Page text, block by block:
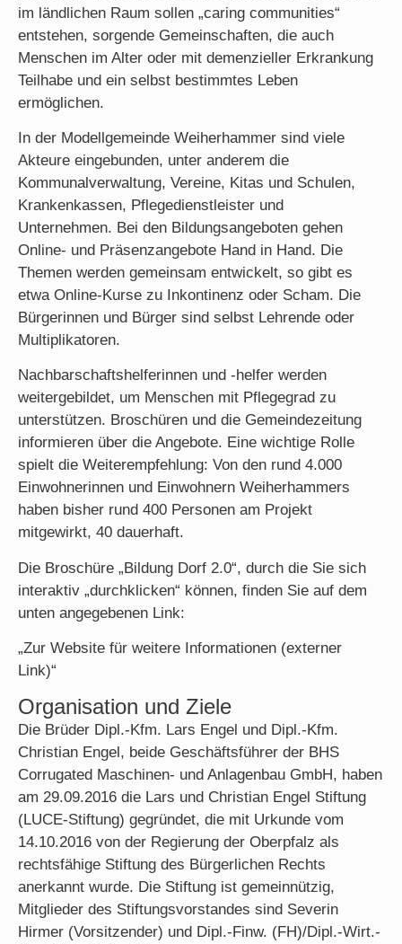
im ländlichen Raum sollen „caring communities“
entstehen, sorgende Gemeinschaften, die auch
Menschen im Alter oder mit demenzieller Erkrankung
Teilhabe und ein selbst bestimmtes Leben
ermöglichen.
In der Modellgemeinde Weiherhammer sind viele
Akteure eingebunden, unter anderem die
Kommunalverwaltung, Vereine, Kitas und Schulen,
Krankenkassen, Pflegedienstleister und
Unternehmen. Bei den Bildungsangeboten gehen
Online- und Präsenzangebote Hand in Hand. Die
Themen werden gemeinsam entwickelt, so gibt es
etwa Online-Kurse zu Inkontinenz oder Scham. Die
Bürgerinnen und Bürger sind selbst Lehrende oder
Multiplikatoren.
Nachbarschaftshelferinnen und -helfer werden
weitergebildet, um Menschen mit Pflegegrad zu
unterstützen. Broschüren und die Gemeindezeitung
informieren über die Angebote. Eine wichtige Rolle
spielt die Weiterempfehlung: Von den rund 4.000
Einwohnerinnen und Einwohnern Weiherhammers
haben bisher rund 400 Personen am Projekt
mitgewirkt, 40 dauerhaft.
Die Broschüre „Bildung Dorf 2.0“, durch die Sie sich
interaktiv „durchklicken“ können, finden Sie auf dem
unten angegebenen Link:
„Zur Website für weitere Informationen (externer
Link)“
Organisation und Ziele
Die Brüder Dipl.-Kfm. Lars Engel und Dipl.-Kfm.
Christian Engel, beide Geschäftsführer der BHS
Corrugated Maschinen- und Anlagenbau GmbH, haben
am 29.09.2016 die Lars und Christian Engel Stiftung
(LUCE-Stiftung) gegründet, die mit Urkunde vom
14.10.2016 von der Regierung der Oberpfalz als
rechtsfähige Stiftung des Bürgerlichen Rechts
anerkannt wurde. Die Stiftung ist gemeinnützig,
Mitglieder des Stiftungsvorstandes sind Severin
Hirmer (Vorsitzender) und Dipl.-Finw. (FH)/Dipl.-Wirt.-